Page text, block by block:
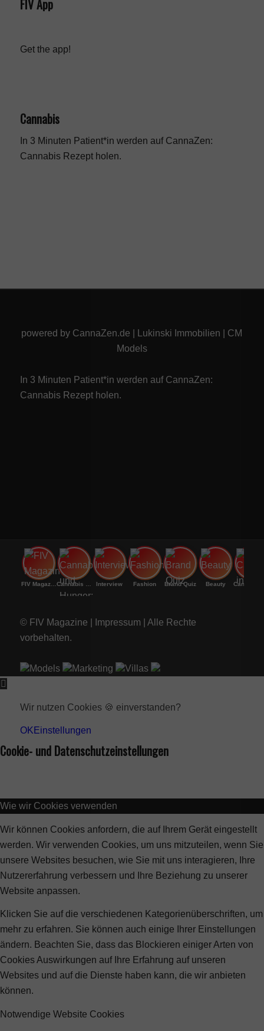
FIV App
Get the app!
Cannabis
In 3 Minuten Patient*in werden auf CannaZen:
Cannabis Rezeptholen.
powered by CannaZen.de Lukinski Immobilien
CM
Models
In 3 Minuten Patient*in werden auf CannaZen:
Cannabis Rezeptholen.
FIV Magazine Interview Fashion Brand Quiz Beauty
© FIV Magazine | Impressum | Alle Rechte
vorbehalten.
Models Marketing Villas
Wir nutzen Cookies 🍪 einverstanden?
OK Einstellungen
Cookie- und Datenschutzeinstellungen
Wie wir Cookies verwenden
Wir können Cookies anfordern, die auf Ihrem Gerät eingestellt
werden. Wir verwenden Cookies, um uns mitzuteilen, wenn Sie
unsere Websites besuchen, wie Sie mit uns interagieren, Ihre
Nutzererfahrung verbessern und Ihre Beziehung zu unserer
Website anpassen.
Klicken Sie auf die verschiedenen Kategorienüberschriften, um
mehr zu erfahren. Sie können auch einige Ihrer Einstellungen
ändern. Beachten Sie, dass das Blockieren einiger Arten von
Cookies Auswirkungen auf Ihre Erfahrung auf unseren
Websites und auf die Dienste haben kann, die wir anbieten
können.
Notwendige Website Cookies